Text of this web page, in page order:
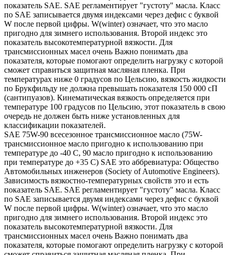
показатель SAE. SAE регламентирует "густоту" масла. Класс
по SAE записывается двумя индексами через дефис с буквой
W после первой цифры. W(winter) означает, что это масло
пригодно для зимнего использования. Второй индекс это
показатель высокотемпературной вязкости. Для
трансмиссионных масел очень Важно понимать два
показателя, которые помогают определить нагрузку с которой
сможет справиться защитная масляная пленка. При
температурах ниже 0 градусов по Цельсию, вязкость жидкости
по Брукфильду не должна превышать показателя 150 000 сП
(сантипуазов). Кинематическая вязкость определяется при
температуре 100 градусов по Цельсию, этот показатель в свою
очередь не должен быть ниже установленных для
классификации показателей.
SAE 75W-90 всесезонное трансмиссионное масло (75W-
трансмиссионное масло пригодно к использованию при
температуре до -40 С, 90 масло пригодно к использованию
при температуре до +35 С) SAE это аббревиатура: Общество
Автомобильных инженеров (Society of Automotive Engineers).
Зависимость вязкостно-температурных свойств это и есть
показатель SAE. SAE регламентирует "густоту" масла. Класс
по SAE записывается двумя индексами через дефис с буквой
W после первой цифры. W(winter) означает, что это масло
пригодно для зимнего использования. Второй индекс это
показатель высокотемпературной вязкости. Для
трансмиссионных масел очень Важно понимать два
показателя, которые помогают определить нагрузку с которой